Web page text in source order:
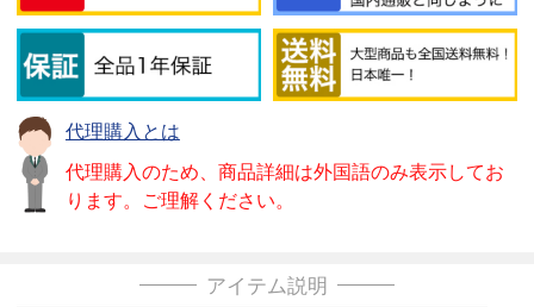
代理購入とは
代理購入のため、商品詳細は外国語のみ表示してお
ります。ご理解ください。
アイテム説明